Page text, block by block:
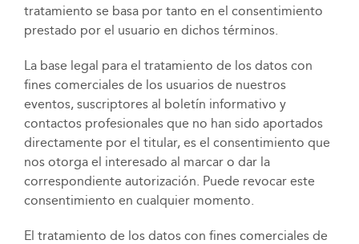
tratamiento se basa por tanto en el consentimiento
prestado por el usuario en dichos términos.
La base legal para el tratamiento de los datos con
fines comerciales de los usuarios de nuestros
eventos, suscriptores al boletín informativo y
contactos profesionales que no han sido aportados
directamente por el titular, es el consentimiento que
nos otorga el interesado al marcar o dar la
correspondiente autorización. Puede revocar este
consentimiento en cualquier momento.
El tratamiento de los datos con fines comerciales de